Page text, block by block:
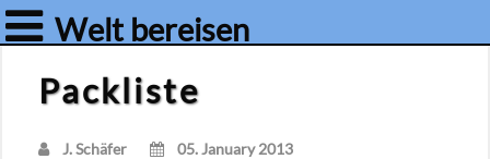
Welt bereisen
Packliste
J. Schä­fer 05. Ja­nu­a­ry 2013